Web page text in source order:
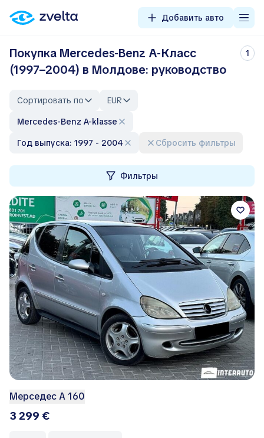
Добавить авто
Покупка Mercedes-Benz A-Класс
(1997–2004) в Молдове: руководство
1
Сортировать по
EUR
Mercedes-Benz A-klasse
Год выпуска: 1997 - 2004
Сбросить фильтры
Фильтры
Мерседес А 160
3 299 €